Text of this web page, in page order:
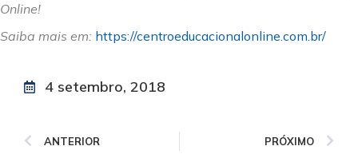
Online!
Saiba mais em: https://centroeducacionalonline.com.br/
4 setembro, 2018
ANTERIOR PRÓXIMO